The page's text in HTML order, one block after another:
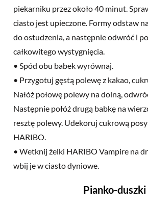
piekarniku przez około 40 minut.
ciasto jest upieczone. Formy odstaw
do ostudzenia, a następnie odwróć i
całkowitego wystygnięcia.
• Spód obu babek wyrównaj.
• Przygotuj gęstą polewę z kakao,
Nałóż połowę polewy na dolną,
Następnie połóż drugą babkę na
resztę polewy. Udekoruj cukrową
HARIBO.
• Wetknij żelki HARIBO Vampire na
wbij je w ciasto dyniowe.
Pianko-duszki